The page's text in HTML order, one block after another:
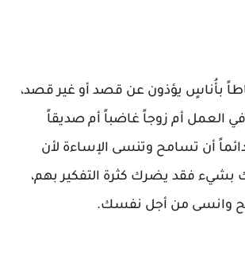
بأُناسٍ يؤذون عن قصد أو غير قصد،
العمل أم زوجاً غاضباً أم صديقاً
أن تسامح وتنسى الإساءة لأن
بشيء فقد يضرك كثرة التفكير بهم،
وانسى من أجل نفسك.